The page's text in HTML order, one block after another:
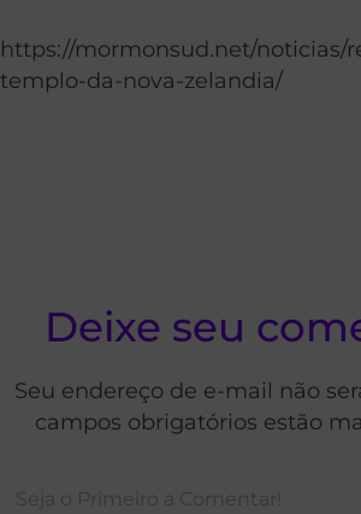
https://mormonsud.net/noticias/
templo-da-nova-zelandia/
Deixe seu
Seu endereço de e-mail não
campos obrigatórios estão